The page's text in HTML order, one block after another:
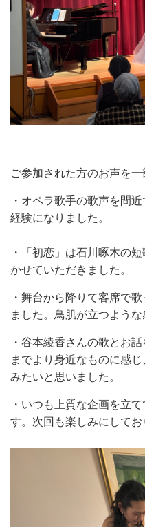
ご参加された方のお声を一
・オペラ歌手の歌声を間
経験になりました。
・「初恋」は石川啄木の
かせていただきました。
・舞台から降りて客席で
ました。鳥肌が立つような
・谷本綾香さんの歌とお
までより身近なものに感
みたいと思いました。
・いつも上質な企画を立
す。次回も楽しみにしてお